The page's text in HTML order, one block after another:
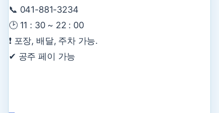
📞 041-881-3234
🕑 11 : 30 ~ 22 : 00
❗ 포장, 배달, 주차 가능.
✔ 공주 페이 가능